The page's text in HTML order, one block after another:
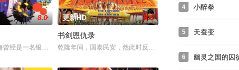
逝，留下女儿在福利院长大。多年后章山河出狱，决定金盆
父母，陷入消沉的沉香，在好友的帮助下终重拾信心，踏上寻找开天神斧的路途
8.0
曾经是一名银行劫匪，抢钱逃跑过程中失手钱袋落入大海。小海良心未泯，准备
更新HD 8.0
书剑恩仇录
乾隆年间，国泰民安，然此时反清势力也甚为活跃。反清帮会
4 小醉拳
5 天蚕变
6 幽灵之国的囚